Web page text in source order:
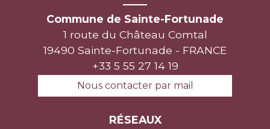
Commune de Sainte-Fortunade
1 route du Château Comtal
19490 Sainte-Fortunade - FRANCE
+33 5 55 27 14 19
Nous contacter par mail
RÉSEAUX